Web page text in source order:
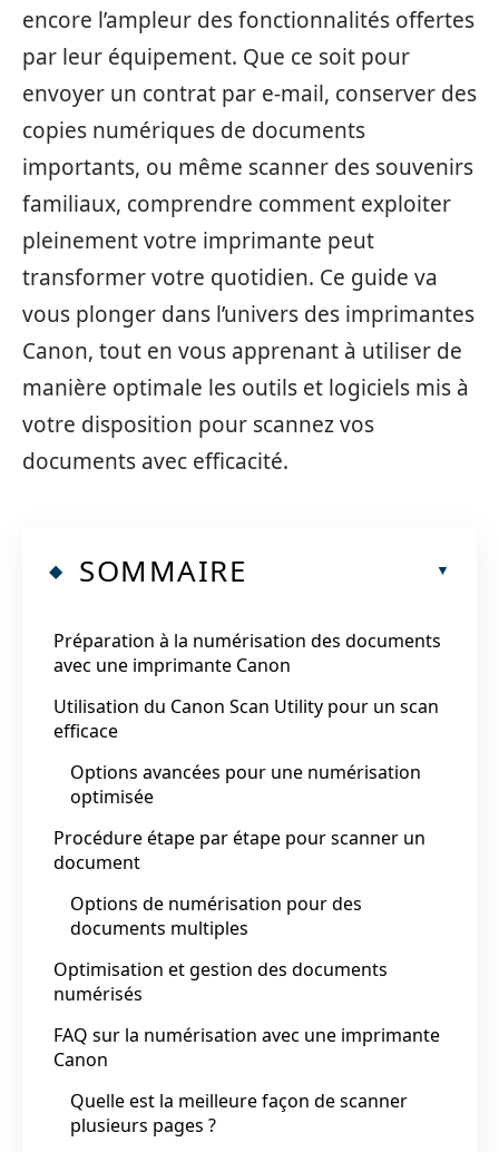
encore l’ampleur des fonctionnalités offertes
par leur équipement. Que ce soit pour
envoyer un contrat par e-mail, conserver des
copies numériques de documents
importants, ou même scanner des souvenirs
familiaux, comprendre comment exploiter
pleinement votre imprimante peut
transformer votre quotidien. Ce guide va
vous plonger dans l’univers des imprimantes
Canon, tout en vous apprenant à utiliser de
manière optimale les outils et logiciels mis à
votre disposition pour scannez vos
documents avec efficacité.
SOMMAIRE
Préparation à la numérisation des documents
avec une imprimante Canon
Utilisation du Canon Scan Utility pour un scan
efficace
Options avancées pour une numérisation
optimisée
Procédure étape par étape pour scanner un
document
Options de numérisation pour des
documents multiples
Optimisation et gestion des documents
numérisés
FAQ sur la numérisation avec une imprimante
Canon
Quelle est la meilleure façon de scanner
plusieurs pages ?